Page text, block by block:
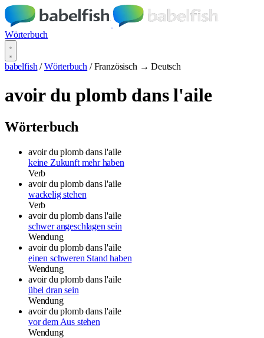
Wörterbuch
babelfish / Wörterbuch / Französisch → Deutsch
avoir du plomb dans l'aile
Wörterbuch
avoir du plomb dans l'aile
keine Zukunft mehr haben
Verb
avoir du plomb dans l'aile
wackelig stehen
Verb
avoir du plomb dans l'aile
schwer angeschlagen sein
Wendung
avoir du plomb dans l'aile
einen schweren Stand haben
Wendung
avoir du plomb dans l'aile
übel dran sein
Wendung
avoir du plomb dans l'aile
vor dem Aus stehen
Wendung